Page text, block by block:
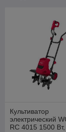
Культиватор
электрический
RC 4015 1500